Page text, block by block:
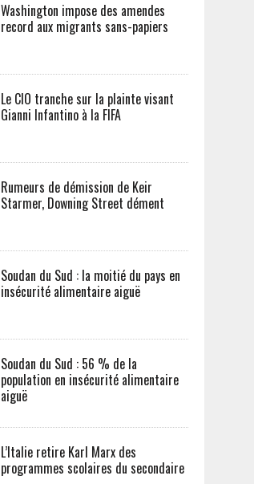
Washington impose des amendes
record aux migrants sans-papiers
Le CIO tranche sur la plainte visant
Gianni Infantino à la FIFA
Rumeurs de démission de Keir
Starmer, Downing Street dément
Soudan du Sud : la moitié du pays en
insécurité alimentaire aiguë
Soudan du Sud : 56 % de la
population en insécurité alimentaire
aiguë
L’Italie retire Karl Marx des
programmes scolaires du secondaire